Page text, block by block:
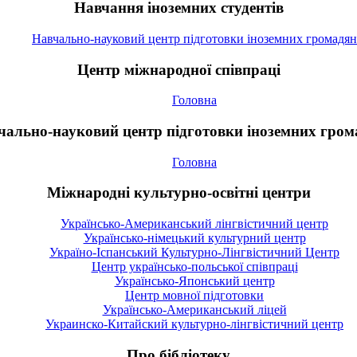
Навчання іноземних студентів
Навчально-науковий центр підготовки іноземних громадян
Центр міжнародної співпраці
Головна
науковий центр підготовки іноземних
Головна
Міжнародні культурно-освітні центри
Українсько-Американський лінгвістичний центр
Українсько-німецький культурний центр
Україно-Іспанський Культурно-Лінгвістичний Центр
Центр українсько-польської співпраці
Українсько-Японський центр
Центр мовної підготовки
Українсько-Американський ліцей
Украинско-Китайский культурно-лінгвістичний центр